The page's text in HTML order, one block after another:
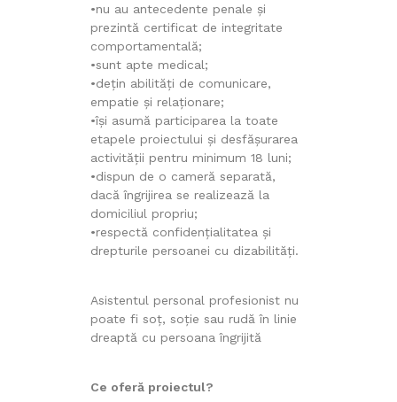
•nu au antecedente penale și
prezintă certificat de integritate
comportamentală;
•sunt apte medical;
•dețin abilități de comunicare,
empatie și relaționare;
•își asumă participarea la toate
etapele proiectului și desfășurarea
activității pentru minimum 18 luni;
•dispun de o cameră separată,
dacă îngrijirea se realizează la
domiciliul propriu;
•respectă confidențialitatea și
drepturile persoanei cu dizabilități.
Asistentul personal profesionist nu
poate fi soț, soție sau rudă în linie
dreaptă cu persoana îngrijită
Ce oferă proiectul?